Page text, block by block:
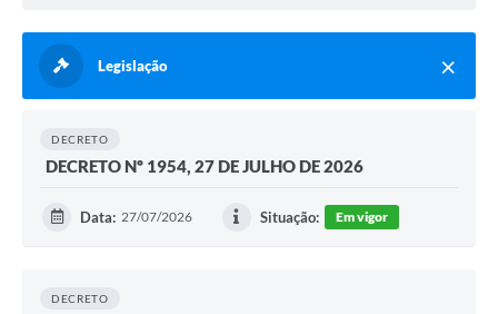
Enquete
Jornal
Diário Oficial
Legislação
DECRETO
DECRETO Nº 1954, 27 DE JULHO DE 2026
Data: 27/07/2026 Situação: Em vigor
DECRETO